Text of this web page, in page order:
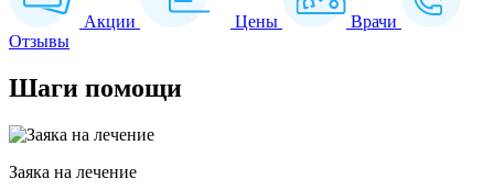
Акции Цены
Врачи
Отзывы
Шаги помощи
Заяка на лечение